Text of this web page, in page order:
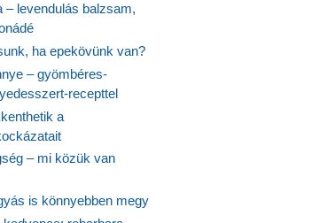
– levendulás balzsam,
ha epekövünk van?
– gyömbéres-
recepttel
a
– mi közük van
is könnyebben megy